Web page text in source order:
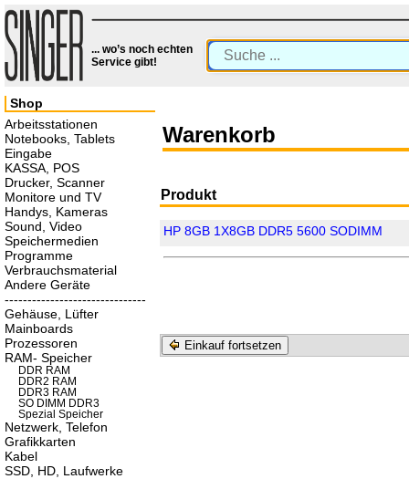
... wo’s noch echten
Service gibt!
Warenkorb
Produkt
HP 8GB 1X8GB DDR5 5600 SODIMM
Einkauf fortsetzen
Shop
Arbeitsstationen
Notebooks, Tablets
Eingabe
KASSA, POS
Drucker, Scanner
Monitore und TV
Handys, Kameras
Sound, Video
Speichermedien
Programme
Verbrauchsmaterial
Andere Geräte
-------------------------------
Gehäuse, Lüfter
Mainboards
Prozessoren
RAM- Speicher
DDR RAM
DDR2 RAM
DDR3 RAM
SO DIMM DDR3
Spezial Speicher
Netzwerk, Telefon
Grafikkarten
Kabel
SSD, HD, Laufwerke